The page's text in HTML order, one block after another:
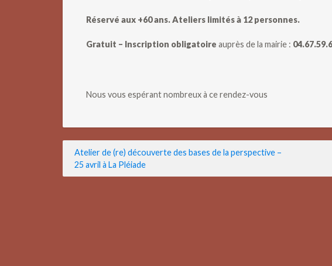
Réservé aux +60 ans. Ateliers limités à 12 personnes.
Gratuit – Inscription obligatoire auprès de la mairie :
Nous vous espérant nombreux à ce rendez-vous
Navigation
de
Atelier de (re) découverte des bases de la perspective –
25 avril à La Pléiade